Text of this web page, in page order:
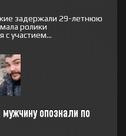
задержали 29-летнюю
ролики
с участием...
опознали по